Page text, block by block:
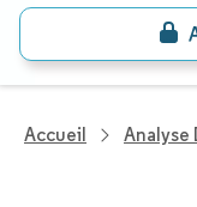
Accueil Analyse